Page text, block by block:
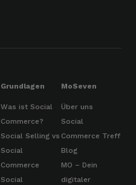
Grundlagen
Was ist Social
Commerce?
Social Selling vs
Social
Commerce
Social
MoSeven
Über uns
Social
Commerce Treff
Blog
MO – Dein
digitaler